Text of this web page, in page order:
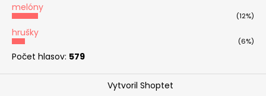
melóny
(12%)
hrušky
(6%)
Počet hlasov: 579
Vytvoril Shoptet